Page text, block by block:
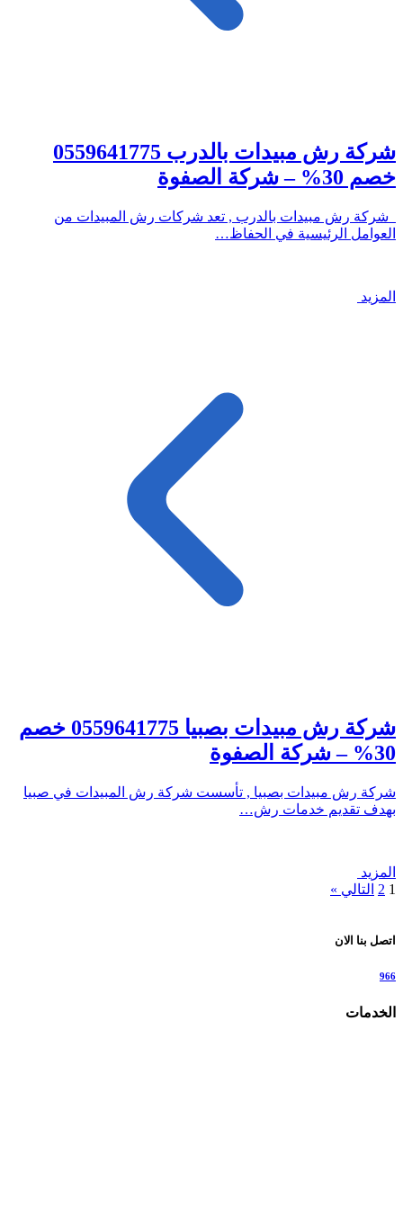
شركة رش مبيدات بالدرب 0559641775
خصم 30% – شركة الصفوة
شركة رش مبيدات بالدرب , تعد شركات رش المبيدات من
العوامل الرئيسية في الحفاظ…
المزيد
شركة رش مبيدات بصبيا 0559641775 خصم
30% – شركة الصفوة
شركة رش مبيدات بصبيا , تأسست شركة رش المبيدات في صبيا
بهدف تقديم خدمات رش…
المزيد
1
2 التالي »
اتصل بنا الان
966
الخدمات